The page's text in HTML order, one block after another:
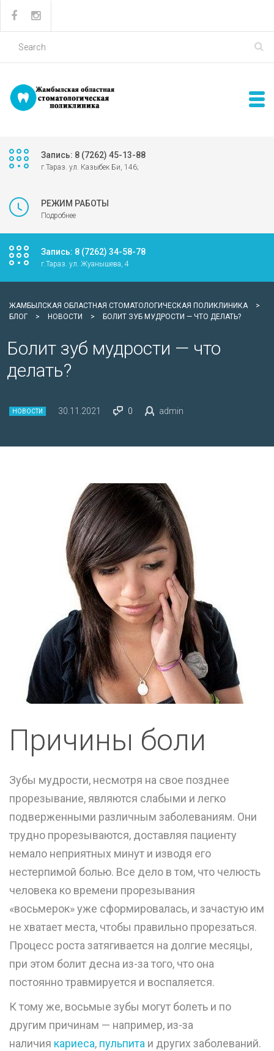
Запись: 8 (7262) 45-13-88
г.Тараз. ул. Казыбек Би, 146;
РЕЖИМ РАБОТЫ
Подробнее
Запись: 8 (7262) 34-58-78
г.Тараз. ул. Жуанышева, 4
ЖАМБЫЛСКАЯ ОБЛАСТНАЯ СТОМАТОЛОГИЧЕСКАЯ ПОЛИКЛИНИКА
>
БЛОГ
> НОВОСТИ > БОЛИТ ЗУБ МУДРОСТИ — ЧТО ДЕЛАТЬ?
Болит зуб мудрости — что
делать?
НОВОСТИ 30.11.2021 0 admin
Причины боли
Зубы мудрости, несмотря на свое позднее
прорезывание, являются слабыми и легко
подверженными различным заболеваниям. Они
трудно прорезываются, доставляя пациенту
немало неприятных минут и изводя его
нестерпимой болью. Все дело в том, что челюсть
человека ко времени прорезывания
«восьмерок» уже сформировалась, и зачастую им
не хватает места, чтобы правильно прорезаться.
Процесс роста затягивается на долгие месяцы,
при этом болит десна из-за того, что она
постоянно травмируется и воспаляется.
К тому же, восьмые зубы могут болеть и по
другим причинам — например, из-за
наличия кариеса, пульпита и других заболеваний.